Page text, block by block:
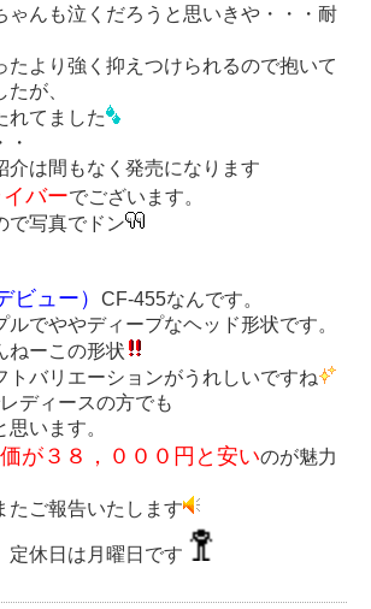
ゃんも泣くだろうと思いきや・・・耐
たより強く抑えつけられるので抱いて
が、
れてました
介は間もなく発売になります
バーでございます。
で写真でドン
ビュー） CF-455なんです。
でややディープなヘッド形状です。
ねーこの形状
トバリエーションがうれしいですね
ディースの方でも
います。
が３８，０００円と安いのが魅力
たご報告いたします
休日は月曜日です